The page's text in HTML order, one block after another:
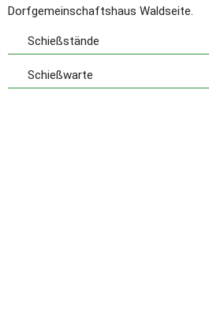
Dorfgemeinschaftshaus Waldseite.
Schießstände
Schießwarte